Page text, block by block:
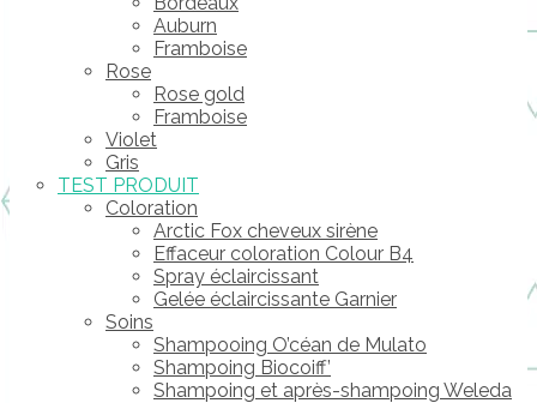
Auburn
Framboise
Rose
Rose gold
Framboise
Violet
Gris
TEST PRODUIT
Coloration
Arctic Fox cheveux sirène
Effaceur coloration Colour B4
Spray éclaircissant
Gelée éclaircissante Garnier
Soins
Shampooing O’céan de Mulato
Shampoing Biocoiff’
Shampoing et après-shampoing Weleda